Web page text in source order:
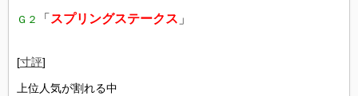
Ｇ２ 「 スプリングステークス 」
[寸評]
上位人気が割れる中